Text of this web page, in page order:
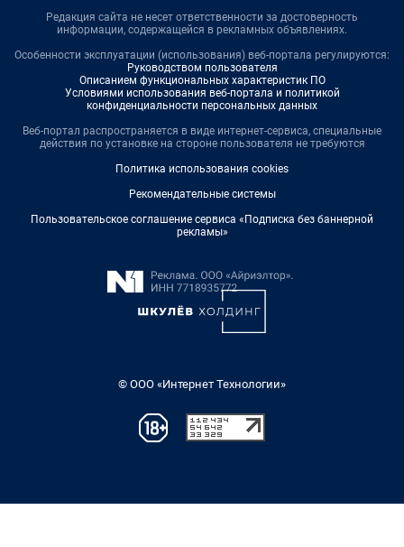
Редакция сайта не несет ответственности за достоверность
информации, содержащейся в рекламных объявлениях.
Особенности эксплуатации (использования) веб-портала регулируются:
Руководством пользователя
Описанием функциональных характеристик ПО
Условиями использования веб-портала и политикой
конфиденциальности персональных данных
Веб-портал распространяется в виде интернет-сервиса, специальные
действия по установке на стороне пользователя не требуются
Политика использования cookies
Рекомендательные системы
Пользовательское соглашение сервиса «Подписка без баннерной
рекламы»
© ООО «Интернет Технологии»